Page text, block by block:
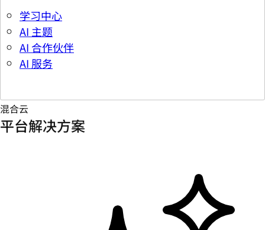
学习中心
AI 主题
AI 合作伙伴
AI 服务
混合云
平台解决方案